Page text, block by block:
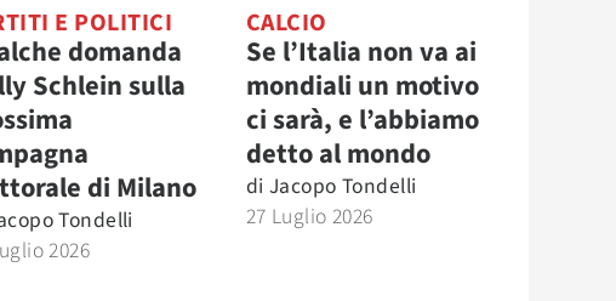
E POLITICI
domanda
Schlein sulla
di Milano
Tondelli
2026
CALCIO
Se l’Italia non va ai
mondiali un motivo
ci sarà, e l’abbiamo
detto al mondo
di Jacopo Tondelli
27 Luglio 2026